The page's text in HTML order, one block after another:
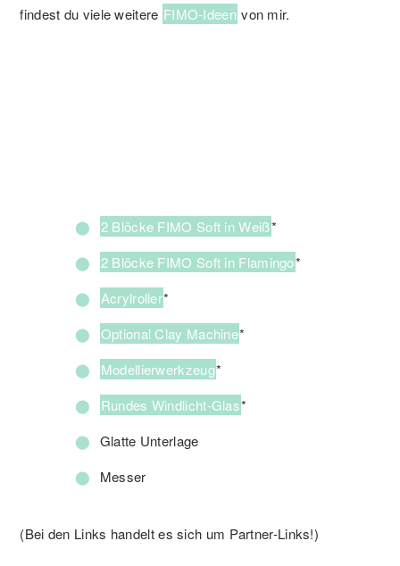
findest du viele weitere FIMO-Ideen von mir.
2 Blöcke FIMO Soft in Weiß*
2 Blöcke FIMO Soft in Flamingo*
Acrylroller*
Optional Clay Machine*
Modellierwerkzeug*
Rundes Windlicht-Glas*
Glatte Unterlage
Messer
(Bei den Links handelt es sich um Partner-Links!)